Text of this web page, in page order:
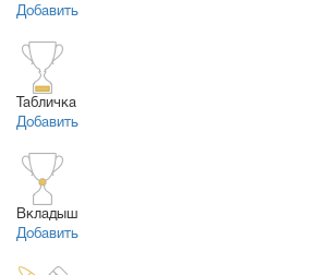
Добавить
Табличка
Добавить
Вкладыш
Добавить